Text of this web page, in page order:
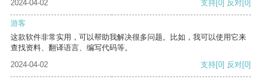
2024-04-02 支持 [0] 反对 [0]
游客
这款软件非常实用，可以帮助我解决很多问题。比如，我可以使用它来
查找资料、翻译语言、编写代码等。
2024-04-02
支持[0] 反对[0]